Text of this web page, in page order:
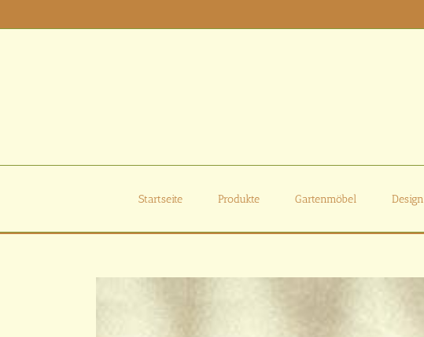
Inhalt
Startseite Produkte Gartenmöbel Design